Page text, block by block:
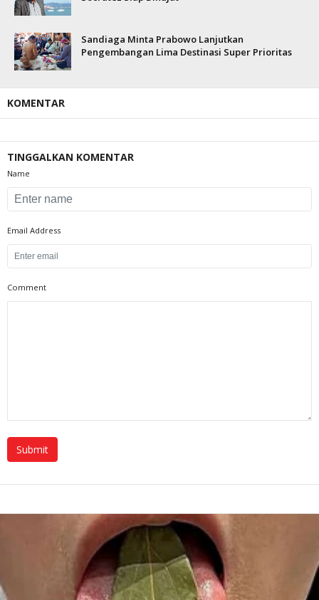
Sandiaga Minta Prabowo Lanjutkan
Pengembangan Lima Destinasi Super Prioritas
KOMENTAR
TINGGALKAN KOMENTAR
Name
Email Address
Comment